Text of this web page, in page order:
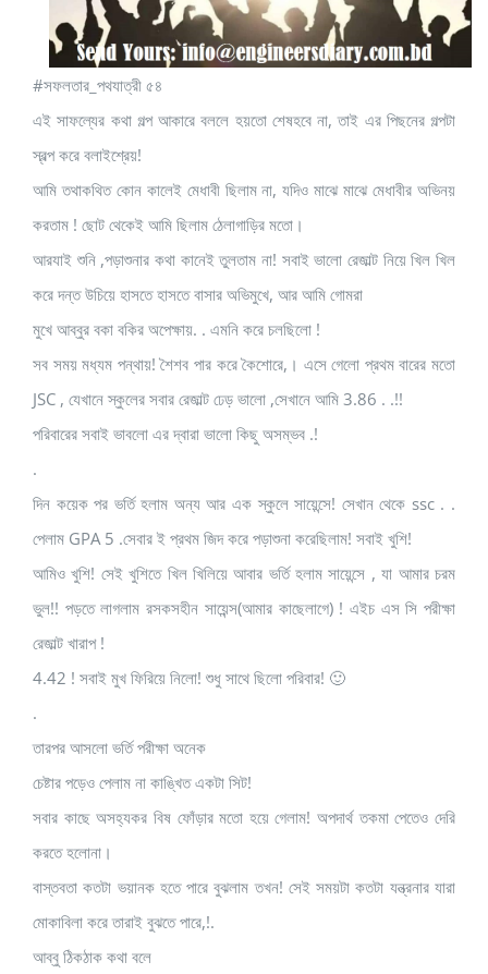
#সফলতার_পথযাত্রী ৫৪
এই সাফল্যের কথা গল্প আকারে বললে হয়তো শেষহবে না, তাই এর পিছনের গল্পটা
স্বল্প করে বলাইশ্রেয়!
আমি তথাকথিত কোন কালেই মেধাবী ছিলাম না, যদিও মাঝে মাঝে মেধাবীর অভিনয়
করতাম ! ছোট থেকেই আমি ছিলাম ঠেলাগাড়ির মতো।
আরযাই শুনি ,পড়াশুনার কথা কানেই তুলতাম না! সবাই ভালো রেজাল্ট নিয়ে খিল খিল
করে দন্ত উচিয়ে হাসতে হাসতে বাসার অভিমুখে, আর আমি গোমরা
মুখে আব্বুর বকা বকির অপেক্ষায়. . এমনি করে চলছিলো !
সব সময় মধ্যম পন্থায়! শৈশব পার করে কৈশোরে,। এসে গেলো প্রথম বারের মতো
JSC , যেখানে স্কুলের সবার রেজাল্ট ঢেড় ভালো ,সেখানে আমি 3.86 . .!!
পরিবারের সবাই ভাবলো এর দ্বারা ভালো কিছু অসম্ভব .!
.
দিন কয়েক পর ভর্তি হলাম অন্য আর এক স্কুলে সায়েন্সে! সেখান থেকে ssc . .
পেলাম GPA 5 .সেবার ই প্রথম জিদ করে পড়াশুনা করেছিলাম! সবাই খুশি!
আমিও খুশি! সেই খুশিতে খিল খিলিয়ে আবার ভর্তি হলাম সায়েন্সে , যা আমার চরম
ভুল!! পড়তে লাগলাম রসকসহীন সায়েন্স(আমার কাছেলাগে) ! এইচ এস সি পরীক্ষা
রেজাল্ট খারাপ !
4.42 ! সবাই মুখ ফিরিয়ে নিলো! শুধু সাথে ছিলো পরিবার! 🙂
.
তারপর আসলো ভর্তি পরীক্ষা অনেক
চেষ্টার পড়েও পেলাম না কাঙ্খিত একটা সিট!
সবার কাছে অসহ্যকর বিষ ফোঁড়ার মতো হয়ে গেলাম! অপদার্থ তকমা পেতেও দেরি
করতে হলোনা।
বাস্তবতা কতটা ভয়ানক হতে পারে বুঝলাম তখন! সেই সময়টা কতটা যন্ত্রনার যারা
মোকাবিলা করে তারাই বুঝতে পারে,!.
আব্বু ঠিকঠাক কথা বলে